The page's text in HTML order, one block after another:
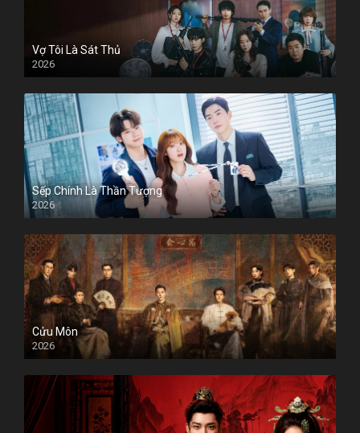
Vợ Tôi Là Sát Thủ
2026
Sếp Chính Là Thần Tượng
2026
Cửu Môn
2026